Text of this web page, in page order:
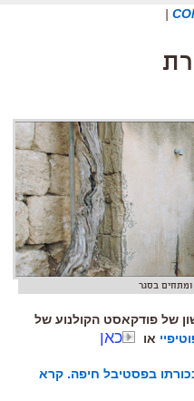
|
ומתחים בסגר
של פודקאסט הקולנוע של
או כאן
בפסטיבל חיפה. קרא